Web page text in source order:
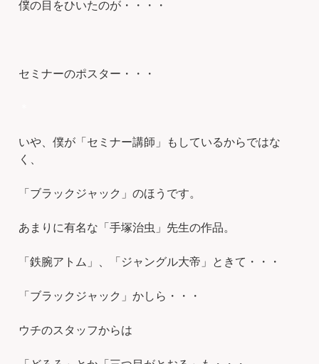
僕の目をひいたのが・・・・
セミナーのポスター・・・
いや、僕が「セミナー講師」もしているからではな
く、
「ブラックジャック」のほうです。
あまりに有名な「手塚治虫」先生の作品。
「鉄腕アトム」、「ジャングル大帝」ときて・・・
「ブラックジャック」かしら・・・
ウチのスタッフからは